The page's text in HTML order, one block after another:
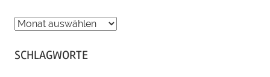
ARCHIV
SCHLAGWORTE